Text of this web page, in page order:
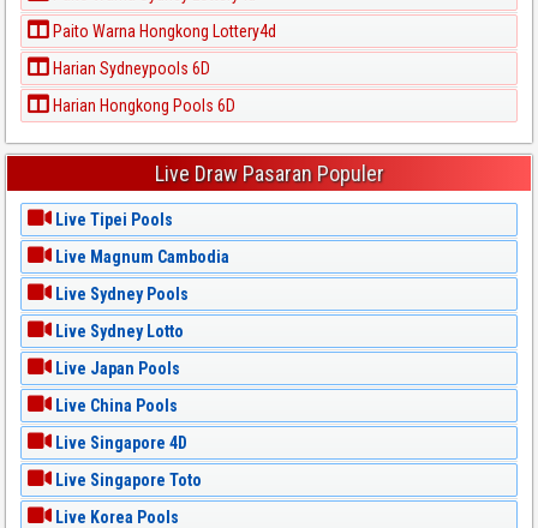
Paito Warna Hongkong Lottery4d
Harian Sydneypools 6D
Harian Hongkong Pools 6D
Live Draw Pasaran Populer
Live Tipei Pools
Live Magnum Cambodia
Live Sydney Pools
Live Sydney Lotto
Live Japan Pools
Live China Pools
Live Singapore 4D
Live Singapore Toto
Live Korea Pools